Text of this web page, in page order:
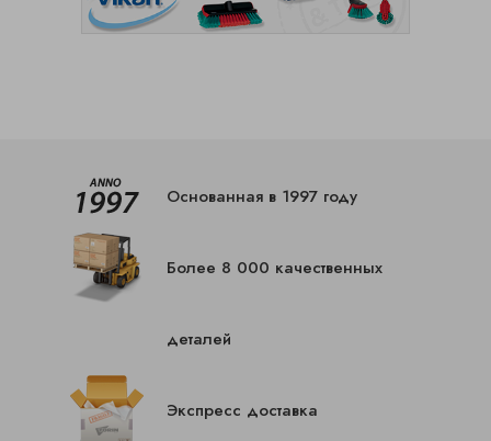
Основанная в 1997 году
Более 8 000 качественных
деталей
Экспресс доставка